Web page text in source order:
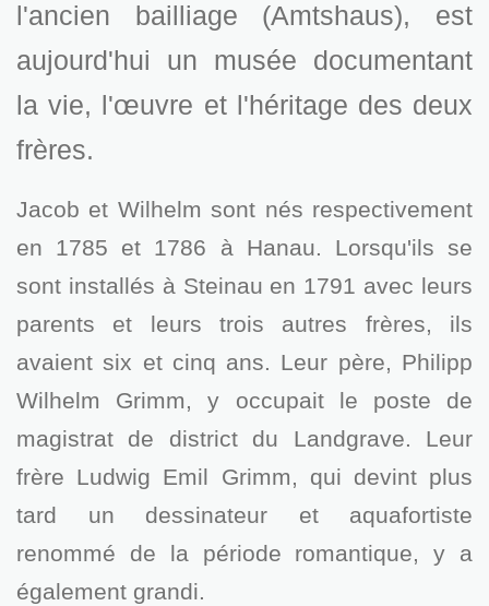
l'ancien bailliage (Amtshaus), est
aujourd'hui un musée documentant
la vie, l'œuvre et l'héritage des deux
frères.
Jacob et Wilhelm sont nés respectivement
en 1785 et 1786 à Hanau. Lorsqu'ils se
sont installés à Steinau en 1791 avec leurs
parents et leurs trois autres frères, ils
avaient six et cinq ans. Leur père, Philipp
Wilhelm Grimm, y occupait le poste de
magistrat de district du Landgrave. Leur
frère Ludwig Emil Grimm, qui devint plus
tard un dessinateur et aquafortiste
renommé de la période romantique, y a
également grandi.